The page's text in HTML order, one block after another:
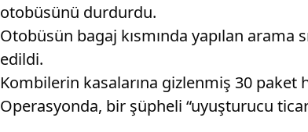
otobüsünü durdurdu.
Otobüsün bagaj kısmında yapılan
edildi.
Kombilerin kasalarına gizlenmiş 30
Operasyonda, bir şüpheli “uyuşturucu